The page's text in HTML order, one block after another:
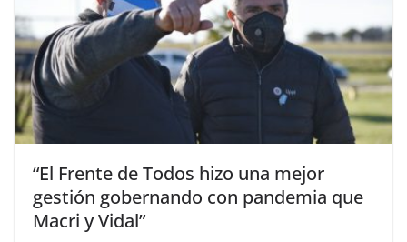
“El Frente de Todos hizo una mejor
gestión gobernando con pandemia que
Macri y Vidal”